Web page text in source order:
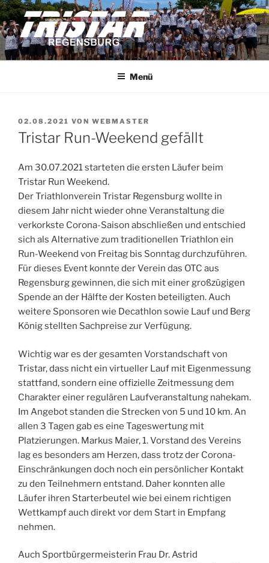
Zum
Inhalt
springen
TRISTAR REGENSBURG
Triathleten der Stadt Regensburg e.V.
Menü
VERÖFFENTLICHT
AM
02.08.2021 VON WEBMASTER
Tristar Run-Weekend gefällt
Am 30.07.2021 starteten die ersten Läufer beim
Tristar Run Weekend.
Der Triathlonverein Tristar Regensburg wollte in
diesem Jahr nicht wieder ohne Veranstaltung die
verkorkste Corona-Saison abschließen und entschied
sich als Alternative zum traditionellen Triathlon ein
Run-Weekend von Freitag bis Sonntag durchzuführen.
Für dieses Event konnte der Verein das OTC aus
Regensburg gewinnen, die sich mit einer großzügigen
Spende an der Hälfte der Kosten beteiligten. Auch
weitere Sponsoren wie Decathlon sowie Lauf und Berg
König stellten Sachpreise zur Verfügung.
Wichtig war es der gesamten Vorstandschaft von
Tristar, dass nicht ein virtueller Lauf mit Eigenmessung
stattfand, sondern eine offizielle Zeitmessung dem
Charakter einer regulären Laufveranstaltung nahekam.
Im Angebot standen die Strecken von 5 und 10 km. An
allen 3 Tagen gab es eine Tageswertung mit
Platzierungen. Markus Maier, 1. Vorstand des Vereins
lag es besonders am Herzen, dass trotz der Corona-
Einschränkungen doch noch ein persönlicher Kontakt
zu den Teilnehmern entstand. Daher konnten alle
Läufer ihren Starterbeutel wie bei einem richtigen
Wettkampf auch direkt vor dem Start in Empfang
nehmen.
Auch Sportbürgermeisterin Frau Dr. Astrid